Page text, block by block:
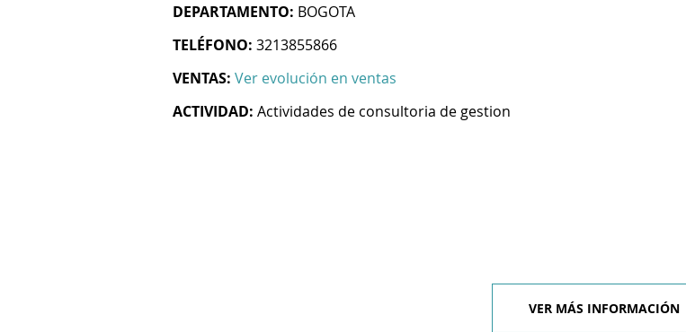
DEPARTAMENTO: BOGOTA
TELÉFONO: 3213855866
VENTAS: Ver evolución en ventas
ACTIVIDAD: Actividades de consultoria de gestion
VER MÁS INFORMACIÓN